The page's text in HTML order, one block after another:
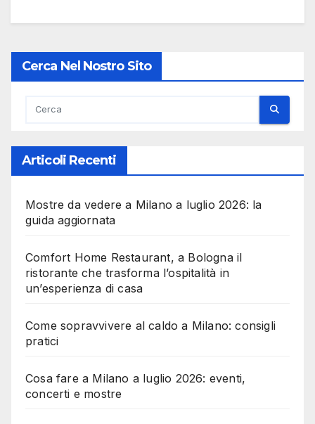
Cerca Nel Nostro Sito
Articoli Recenti
Mostre da vedere a Milano a luglio 2026: la
guida aggiornata
Comfort Home Restaurant, a Bologna il
ristorante che trasforma l’ospitalità in
un’esperienza di casa
Come sopravvivere al caldo a Milano: consigli
pratici
Cosa fare a Milano a luglio 2026: eventi,
concerti e mostre